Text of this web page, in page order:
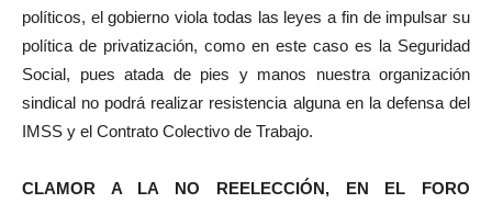
políticos, el gobierno viola todas las leyes a fin de impulsar su
política de privatización, como en este caso es la Seguridad
Social, pues atada de pies y manos nuestra organización
sindical no podrá realizar resistencia alguna en la defensa del
IMSS y el Contrato Colectivo de Trabajo.
CLAMOR A LA NO REELECCIÓN, EN EL FORO